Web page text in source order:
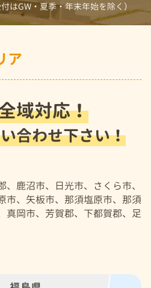
はGW・夏季・年末年始を除く）
ア
域対応！
合わせ下さい！
鹿沼市、日光市、さくら市、
市、矢板市、那須塩原市、那須
真岡市、芳賀郡、下都賀郡、足